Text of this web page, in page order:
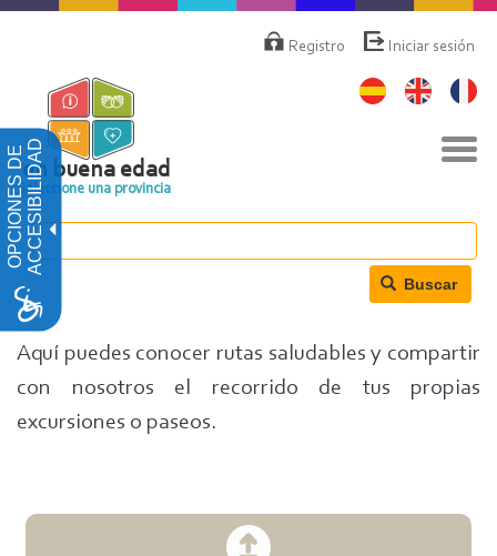
OPCIONES DEACCESIBILIDAD
Pasar
contenido
principal
deRegistro Iniciar sesión
en buena edad
Seleccione una provincia
Buscar
Aquí puedes conocer rutas saludables y compartir
con nosotros el recorrido de tus propias
excursiones o paseos.